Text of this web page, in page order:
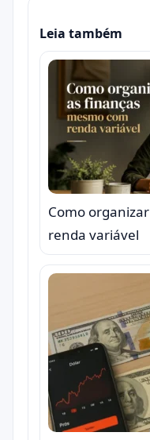
Leia também
Como
renda variável